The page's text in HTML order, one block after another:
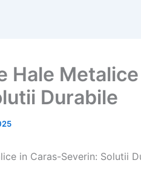
Hale
Durabile
in Caras-Severin: Solutii